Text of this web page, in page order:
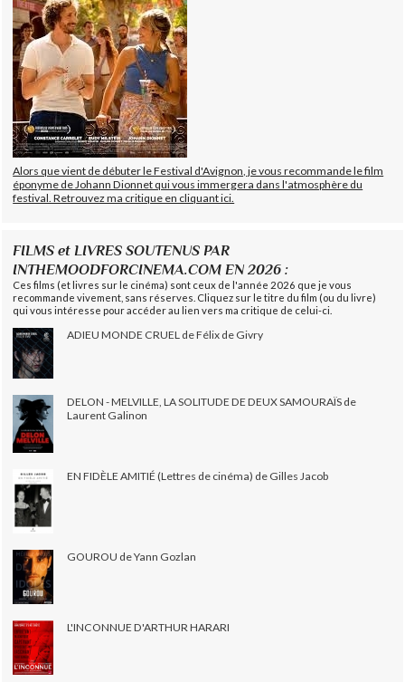
Alors que vient de débuter le Festival d'Avignon, je vous recommande le film
éponyme de Johann Dionnet qui vous immergera dans l'atmosphère du
festival. Retrouvez ma critique en cliquant ici.
FILMS et LIVRES SOUTENUS PAR
INTHEMOODFORCINEMA.COM EN 2026 :
Ces films (et livres sur le cinéma) sont ceux de l'année 2026 que je vous
recommande vivement, sans réserves. Cliquez sur le titre du film (ou du livre)
qui vous intéresse pour accéder au lien vers ma critique de celui-ci.
ADIEU MONDE CRUEL de Félix de Givry
DELON - MELVILLE, LA SOLITUDE DE DEUX SAMOURAÏS de
Laurent Galinon
EN FIDÈLE AMITIÉ (Lettres de cinéma) de Gilles Jacob
GOUROU de Yann Gozlan
L'INCONNUE D'ARTHUR HARARI